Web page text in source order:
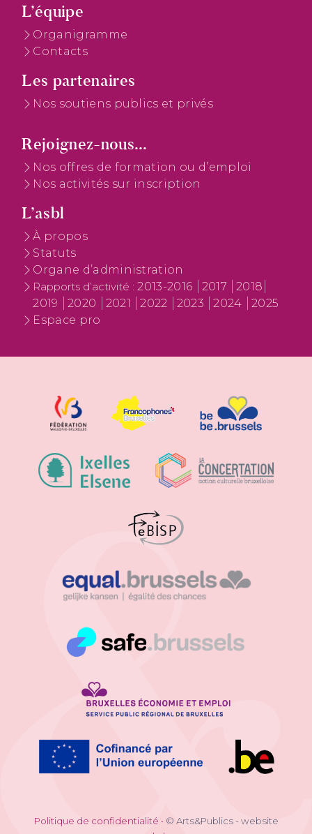
L’équipe
Organigramme
Contacts
Les partenaires
Nos soutiens publics et privés
Rejoignez-nous...
Nos offres de formation ou d’emploi
Nos activités sur inscription
L’asbl
À propos
Statuts
Organe d’administration
Rapports d’activité :2013-2016 2017
2018
2019
2020 2021 2022 2023 2024
2025
Espace pro
Politique de confidentialité • © Arts&Publics - website